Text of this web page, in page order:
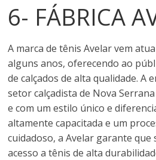
6- FÁBRICA
A marca de tênis Avelar vem
alguns anos, oferecendo ao
de calçados de alta qualidade. A
setor calçadista de Nova
e com um estilo único e
altamente capacitada e um
cuidadoso, a Avelar garante que
acesso a tênis de alta